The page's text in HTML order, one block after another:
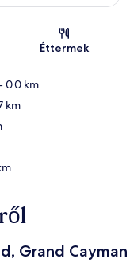
Éttermek
0.0 km
km
Grand Cayman